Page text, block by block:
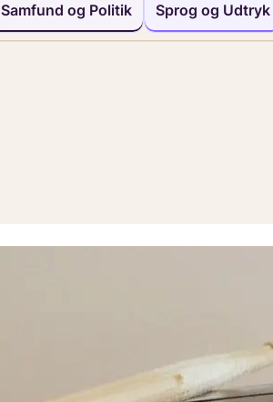
Samfund og Politik Sprog og Udtryk